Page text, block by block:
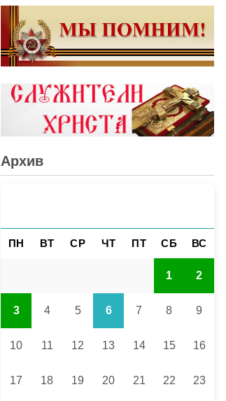
Архив
ПН ВТ СР ЧТ ПТ СБ ВС
1 2
3 4 5 6 7 8 9
10 11 12 13 14 15 16
17 18 19 20 21 22 23